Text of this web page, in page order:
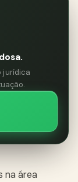
jurídica
na área